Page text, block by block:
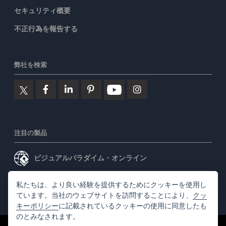
セキュリティ概要
不正行為を報告する
弊社を検索
注目の製品
ビジュアルパラダイム・オンライン
ビジュアルパラダイムデスクトップ
私たちは、より良い経験を提供するためにクッキーを使用し
ています。当社のウェブサイトを訪問することにより、 クッ
キーポリシーに記載されているクッキーの使用に同意したも
のとみなされます。